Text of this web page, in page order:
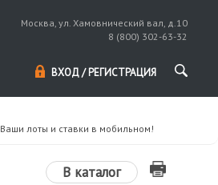
Москва, ул. Хамовнический вал, д.10
8 (800) 302-63-32
ВХОД / РЕГИСТРАЦИЯ
Ваши лоты и ставки в мобильном!
В каталог